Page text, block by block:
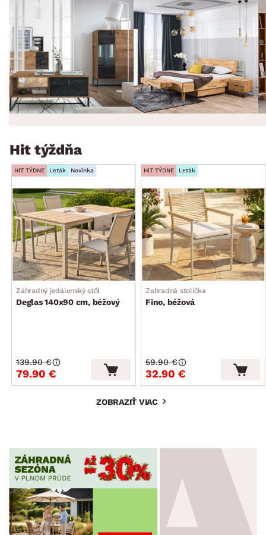
Hit týždňa
HIT TÝDNE Leták Novinka
Záhradný jedálenský stôl
Deglas 140x90 cm, béžový
79.90 €
139.90 €
HIT TÝDNE Leták
Zahradná stolička
Fino, béžová
32.90 €
59.90 €
ZOBRAZIŤ VIAC